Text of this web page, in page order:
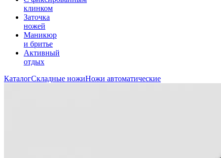
клинком
Заточка
ножей
Маникюр
и бритье
Активный
отдых
КаталогСкладные ножиНожи автоматические